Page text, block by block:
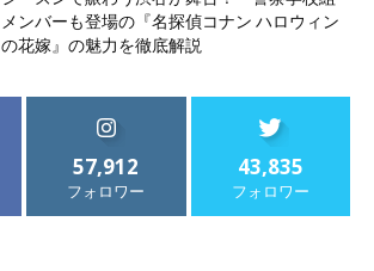
メンバーも登場の『名探偵コナン ハロウィン
の花嫁』の魅力を徹底解説
57,912
フォロワー
43,835
フォロワー